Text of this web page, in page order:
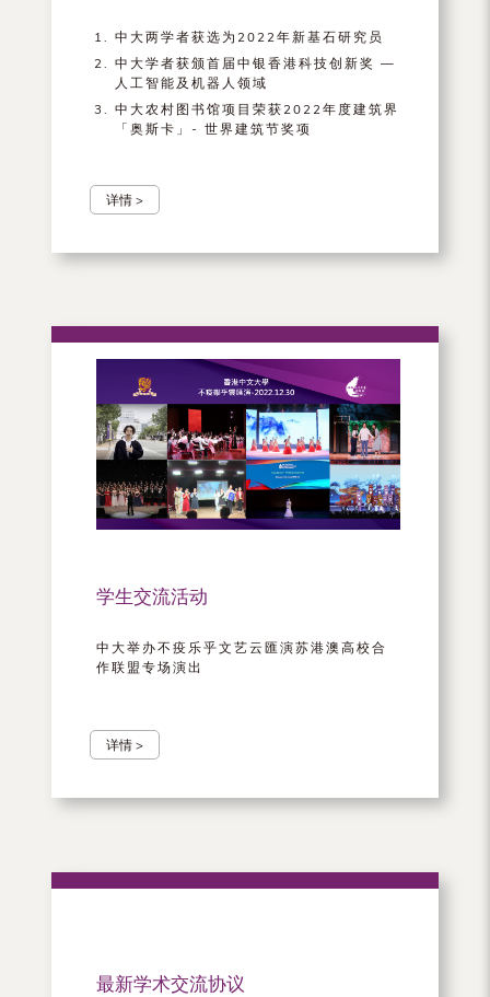
中大两学者获选为2022年新基石研究员
中大学者获颁首届中银香港科技创新奖 —
人工智能及机器人领域
中大农村图书馆项目荣获2022年度建筑界
「奥斯卡」- 世界建筑节奖项
详情 >
学生交流活动
中大举办不疫乐乎文艺云匯演苏港澳高校合
作联盟专场演出
详情 >
最新学术交流协议